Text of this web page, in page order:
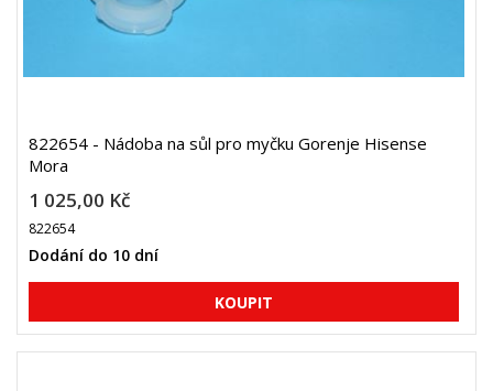
822654 - Nádoba na sůl pro myčku Gorenje Hisense
Mora
1 025,00 Kč
822654
Dodání do 10 dní